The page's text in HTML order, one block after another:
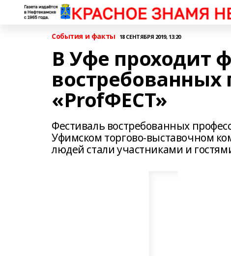
События и факты 18 СЕНТЯБРЯ 2019, 13:20
В Уфе проходит
востребованных
«ProfФЕСТ»
Фестиваль востребованных
Уфимском торгово-выставочном
людей стали участниками и